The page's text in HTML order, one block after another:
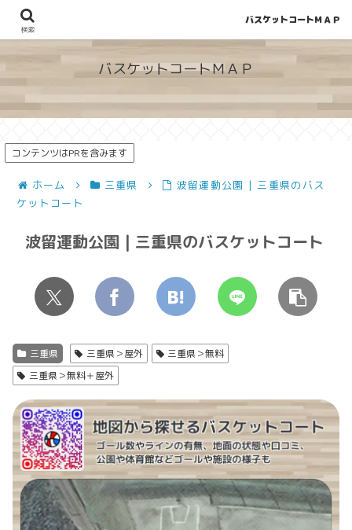
地図から探せる！穴場が見つかるバスケットコート情報
バスケットコートＭＡＰ
コンテンツはPRを含みます
ホーム 三重県
波留運動公園 | 三重県のバス
ケットコート
波留運動公園 | 三重県のバスケットコート
三重県 三重県＞屋外
三重県＞無料
三重県＞無料＋屋外
検索
バスケットコートＭＡＰ